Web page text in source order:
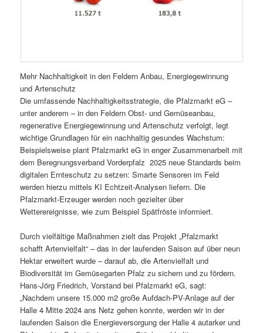
Mehr Nachhaltigkeit in den Feldern Anbau, Energiegewinnung
und Artenschutz
Die umfassende Nachhaltigkeitsstrategie, die Pfalzmarkt eG –
unter anderem – in den Feldern Obst- und Gemüseanbau,
regenerative Energiegewinnung und Artenschutz verfolgt, legt
wichtige Grundlagen für ein nachhaltig gesundes Wachstum:
Beispielsweise plant Pfalzmarkt eG in enger Zusammenarbeit mit
dem Beregnungsverband Vorderpfalz 2025 neue Standards beim
digitalen Ernteschutz zu setzen: Smarte Sensoren im Feld
werden hierzu mittels KI Echtzeit-Analysen liefern. Die
Pfalzmarkt-Erzeuger werden noch gezielter über
Wetterereignisse, wie zum Beispiel Spätfröste informiert.
Durch vielfältige Maßnahmen zielt das Projekt „Pfalzmarkt
schafft Artenvielfalt“ – das in der laufenden Saison auf über neun
Hektar erweitert wurde – darauf ab, die Artenvielfalt und
Biodiversität im Gemüsegarten Pfalz zu sichern und zu fördern.
Hans-Jörg Friedrich, Vorstand bei Pfalzmarkt eG, sagt:
„Nachdem unsere 15.000 m2 große Aufdach-PV-Anlage auf der
Halle 4 Mitte 2024 ans Netz gehen konnte, werden wir in der
laufenden Saison die Energieversorgung der Halle 4 autarker und